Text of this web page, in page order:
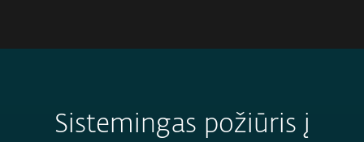
Sistemingas požiūris į